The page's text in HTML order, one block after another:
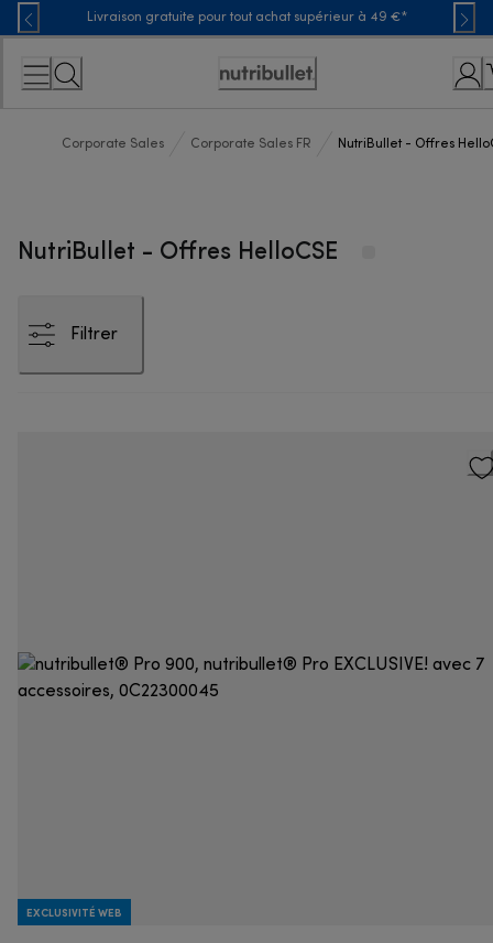
Skip
to
Content
Livraison gratuite pour tout achat supérieur à 49 €*
Déclaration
Corporate Sales Corporate Sales FR NutriBullet - Offres
NutriBullet - Offres HelloCSE
Filtrer
EXCLUSIVITÉ WEB